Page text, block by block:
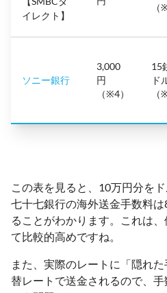
イレクト】
（
ソニー銀行
3,000
円
（※4）
15
ド
（
この表を見ると、10万円分を
七十七銀行の海外送金手数料
ることがわかります。これは
て比較的高めですね。
また、実際のレートに「隠れ
替レートで送金されるので、